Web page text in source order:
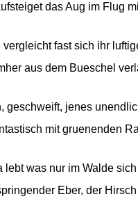
das Aug im Flug
fast sich ihr
aus dem Bueschel
geschweift, jenes
mit gruenenden
lebt was nur im Walde
Eber, der